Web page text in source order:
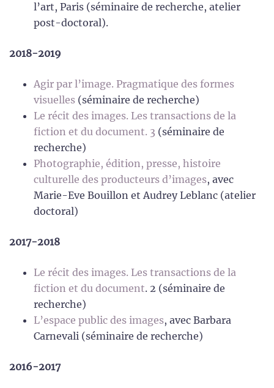
l’art, Paris (séminaire de recherche, atelier
post-doctoral).
2018-2019
Agir par l’image. Pragmatique des formes
visuelles (séminaire de recherche)
Le récit des images. Les transactions de la
fiction et du document. 3 (séminaire de
recherche)
Photographie, édition, presse, histoire
culturelle des producteurs d’images, avec
Marie-Eve Bouillon et Audrey Leblanc (atelier
doctoral)
2017-2018
Le récit des images. Les transactions de la
fiction et du document. 2 (séminaire de
recherche)
L’espace public des images, avec Barbara
Carnevali (séminaire de recherche)
2016-2017